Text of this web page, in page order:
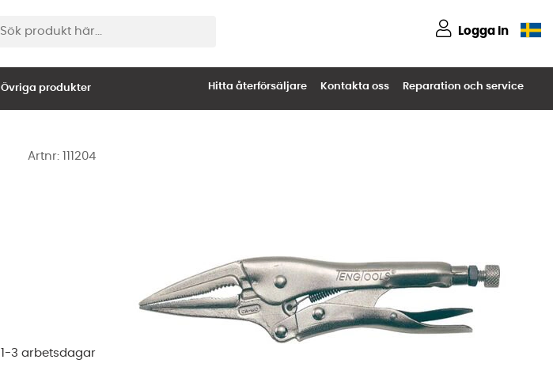
Logga in
Övriga produkter Hitta återförsäljare Kontakta oss Reparation och service
Artnr:111204
1-3 arbetsdagar